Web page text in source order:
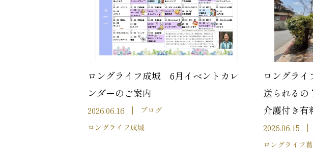
ロングライフ成城 6月イベントカレ
ンダーのご案内
2026.06.16
ブログ
ロングライフ成城
ロングライ
送られるの
介護付き有
2026.06.15
ロングライフ